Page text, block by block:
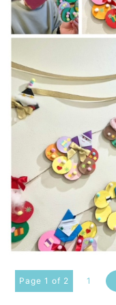
Page 1 of 2 1